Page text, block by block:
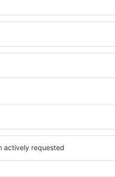
Welche
Die Annehmlichkeiten
Art des ausgewählten
Gäste nutzen
Kaffeezubehör,
Unterkünften
Parkplätze an der
Restaurant bestellen
auswählen. Sie können
buchen, die den